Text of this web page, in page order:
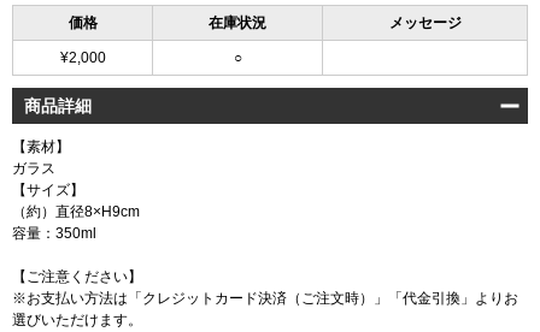
価格 在庫状況 メッセージ
¥2,000 ○
商品詳細
【素材】
ガラス
【サイズ】
（約）直径8×H9cm
容量：350ml
【ご注意ください】
※お支払い方法は「クレジットカード決済（ご注文時）」「代金引換」よりお
選びいただけます。